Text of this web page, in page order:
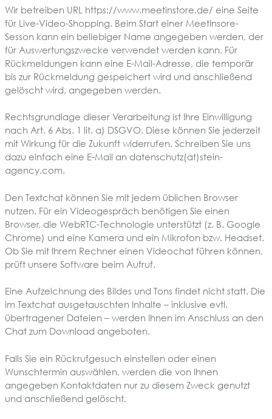
Wir betreiben URL https://www.meetinstore.de/ eine Seite
für Live-Video-Shopping. Beim Start einer MeetInsore-
Sesson kann ein beliebiger Name angegeben werden, der
für Auswertungszwecke verwendet werden kann. Für
Rückmeldungen kann eine E-Mail-Adresse, die temporär
bis zur Rückmeldung gespeichert wird und anschließend
gelöscht wird, angegeben werden.
Rechtsgrundlage dieser Verarbeitung ist Ihre Einwilligung
nach Art. 6 Abs. 1 lit. a) DSGVO. Diese können Sie jederzeit
mit Wirkung für die Zukunft widerrufen. Schreiben Sie uns
dazu einfach eine E-Mail an datenschutz(at)stein-
agency.com.
Den Textchat können Sie mit jedem üblichen Browser
nutzen. Für ein Videogespräch benötigen Sie einen
Browser, die WebRTC-Technologie unterstützt (z. B. Google
Chrome) und eine Kamera und ein Mikrofon bzw. Headset.
Ob Sie mit Ihrem Rechner einen Videochat führen können,
prüft unsere Software beim Aufruf.
Eine Aufzeichnung des Bildes und Tons findet nicht statt. Die
im Textchat ausgetauschten Inhalte – inklusive evtl.
übertragener Dateien – werden Ihnen im Anschluss an den
Chat zum Download angeboten.
Falls Sie ein Rückrufgesuch einstellen oder einen
Wunschtermin auswählen, werden die von Ihnen
angegeben Kontaktdaten nur zu diesem Zweck genutzt
und anschließend gelöscht.